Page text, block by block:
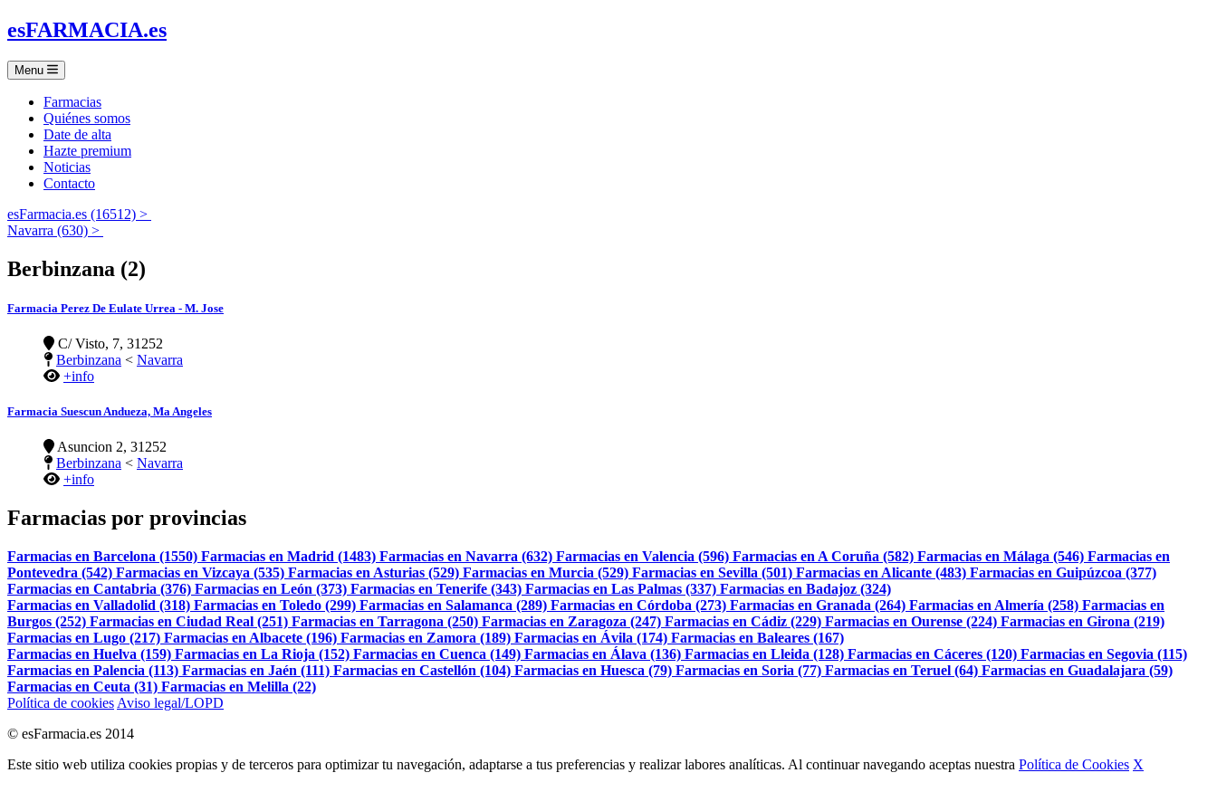
esFARMACIA.es
Menu
Farmacias
Quiénes somos
Date de alta
Hazte premium
Noticias
Contacto
esFarmacia.es (16512) >
Navarra (630) >
Berbinzana (2)
Farmacia Perez De Eulate Urrea - M. Jose
C/ Visto, 7, 31252
Berbinzana < Navarra
+info
Farmacia Suescun Andueza, Ma Angeles
Asuncion 2, 31252
Berbinzana < Navarra
+info
Farmacias por provincias
Farmacias en Barcelona (1550) Farmacias en Madrid (1483) Farmacias en Navarra (632) Farmacias en Valencia (596) Farmacias en A Coruña (582) Farmacias en Málaga (546) Farmacias en
Pontevedra (542) Farmacias en Vizcaya (535) Farmacias en Asturias (529) Farmacias en Murcia (529) Farmacias en Sevilla (501) Farmacias en Alicante (483) Farmacias en Guipúzcoa (377)
Farmacias en Cantabria (376) Farmacias en León (373) Farmacias en Tenerife (343) Farmacias en Las Palmas (337) Farmacias en Badajoz (324)
Farmacias en Valladolid (318) Farmacias en Toledo (299) Farmacias en Salamanca (289) Farmacias en Córdoba (273) Farmacias en Granada (264) Farmacias en Almería (258) Farmacias en
Burgos (252) Farmacias en Ciudad Real (251) Farmacias en Tarragona (250) Farmacias en Zaragoza (247) Farmacias en Cádiz (229) Farmacias en Ourense (224) Farmacias en Girona (219)
Farmacias en Lugo (217) Farmacias en Albacete (196) Farmacias en Zamora (189) Farmacias en Ávila (174) Farmacias en Baleares (167)
Farmacias en Huelva (159) Farmacias en La Rioja (152) Farmacias en Cuenca (149) Farmacias en Álava (136) Farmacias en Lleida (128) Farmacias en Cáceres (120) Farmacias en Segovia (115)
Farmacias en Palencia (113) Farmacias en Jaén (111) Farmacias en Castellón (104) Farmacias en Huesca (79) Farmacias en Soria (77) Farmacias en Teruel (64) Farmacias en Guadalajara (59)
Farmacias en Ceuta (31) Farmacias en Melilla (22)
Política de cookies Aviso legal/LOPD
© esFarmacia.es 2014
Este sitio web utiliza cookies propias y de terceros para optimizar tu navegación, adaptarse a tus preferencias y realizar labores analíticas. Al continuar navegando aceptas nuestra Política de Cookies X